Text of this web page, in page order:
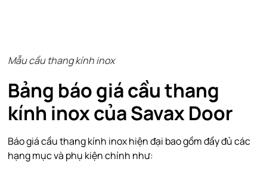
Mẫu cầu thang kính inox
Bảng báo giá cầu thang
kính inox của Savax Door
Báo giá cầu thang kính inox hiện đại bao gồm đầy đủ các
hạng mục và phụ kiện chính như: